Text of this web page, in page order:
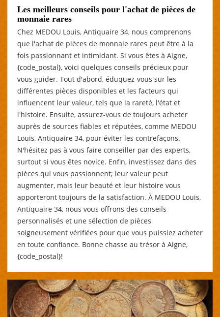
Les meilleurs conseils pour l'achat de pièces de
monnaie rares
Chez MEDOU Louis, Antiquaire 34, nous comprenons
que l'achat de pièces de monnaie rares peut être à la
fois passionnant et intimidant. Si vous êtes à Aigne,
{code_postal}, voici quelques conseils précieux pour
vous guider. Tout d'abord, éduquez-vous sur les
différentes pièces disponibles et les facteurs qui
influencent leur valeur, tels que la rareté, l'état et
l'histoire. Ensuite, assurez-vous de toujours acheter
auprès de sources fiables et réputées, comme MEDOU
Louis, Antiquaire 34, pour éviter les contrefaçons.
N'hésitez pas à vous faire conseiller par des experts,
surtout si vous êtes novice. Enfin, investissez dans des
pièces qui vous passionnent; leur valeur peut
augmenter, mais leur beauté et leur histoire vous
apporteront toujours de la satisfaction. À MEDOU Louis,
Antiquaire 34, nous vous offrons des conseils
personnalisés et une sélection de pièces
soigneusement vérifiées pour que vous puissiez acheter
en toute confiance. Bonne chasse au trésor à Aigne,
{code_postal}!